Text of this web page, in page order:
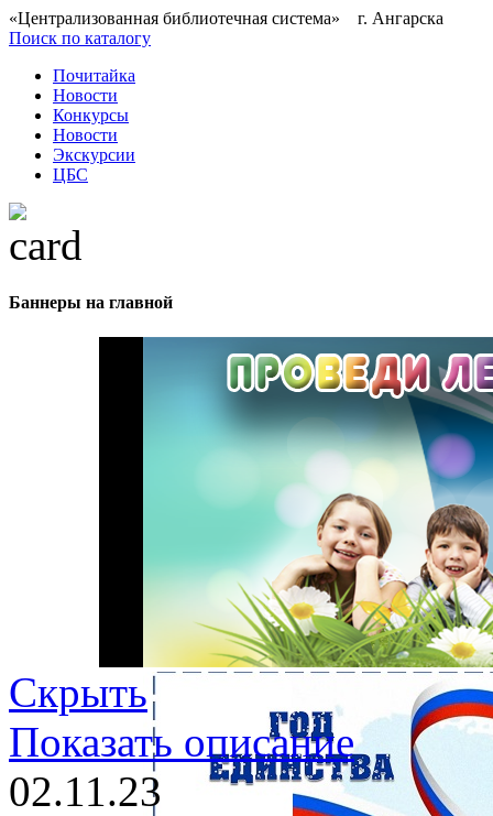
«Централизованная библиотечная система» г. Ангарска
Поиск по каталогу
Почитайка
Новости
Конкурсы
Новости
Экскурсии
ЦБС
Баннеры на главной
Скрыть
Показать описание
02.11.23